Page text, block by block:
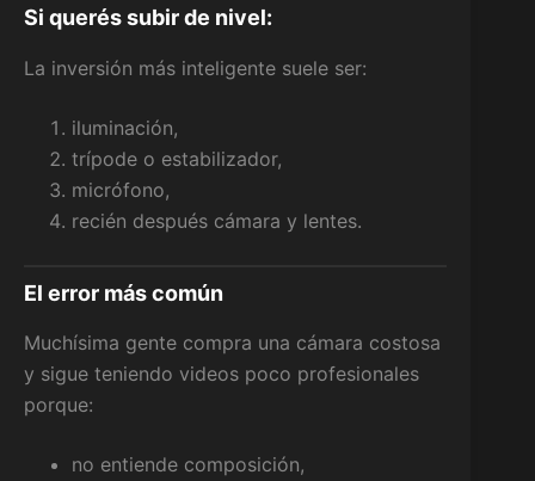
Si querés subir de nivel:
La inversión más inteligente suele ser:
iluminación,
trípode o estabilizador,
micrófono,
recién después cámara y lentes.
El error más común
Muchísima gente compra una cámara costosa
y sigue teniendo videos poco profesionales
porque:
no entiende composición,